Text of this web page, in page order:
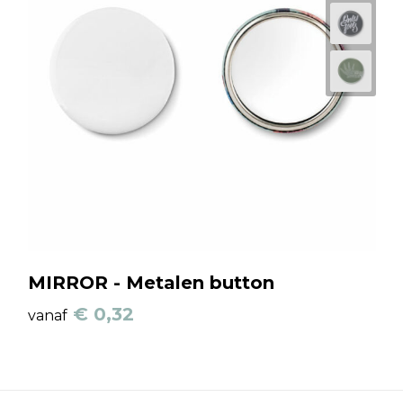
MIRROR - Metalen button
vanaf € 0,32